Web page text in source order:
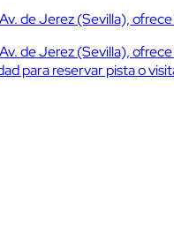
de Jerez (Sevilla),
de Jerez (Sevilla),
para reservar pista o